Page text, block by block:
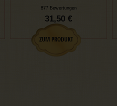
877 Bewertungen
31,50 €